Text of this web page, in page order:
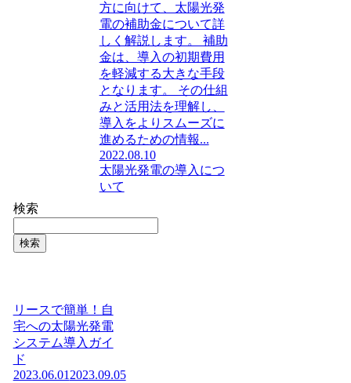
方に向けて、太陽光発
電の補助金について詳
しく解説します。 補助
金は、導入の初期費用
を軽減する大きな手段
となります。 その仕組
みと活用法を理解し、
導入をよりスムーズに
進めるための情報...
2022.08.10
太陽光発電の導入につ
いて
検索
検索
リースで簡単！自
宅への太陽光発電
システム導入ガイ
ド
2023.06.01 2023.09.05